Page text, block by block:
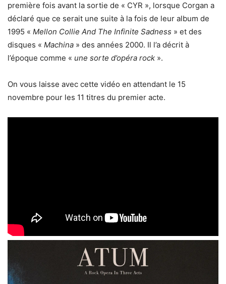
première fois avant la sortie de « CYR », lorsque Corgan a
déclaré que ce serait une suite à la fois de leur album de
1995 « Mellon Collie And The Infinite Sadness » et des
disques « Machina » des années 2000. Il l’a décrit à
l’époque comme « une sorte d’opéra rock ».
On vous laisse avec cette vidéo en attendant le 15
novembre pour les 11 titres du premier acte.